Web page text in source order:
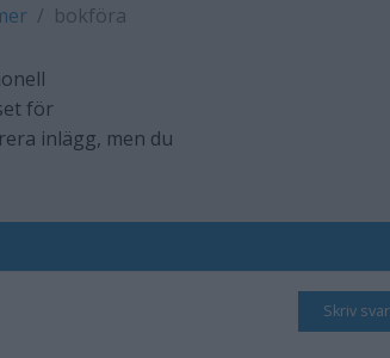
bokföra
för
inlägg, men du
Skriv svar